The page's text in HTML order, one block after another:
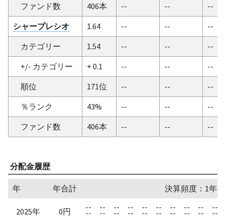
ファンド数 406本 -- --
--
シャープレシオ
1.64 -- --
--
カテゴリー
1.54 -- --
--
+/- カテゴリー
+ 0.1 -- --
--
順位
171位 -- --
--
％ランク
43% -- --
--
ファンド数
406本 -- -- --
分配金履歴
年 年合計 決算頻度：1年
2025年 0円 --
--
--
--
--
--
--
--
--
--
--
--
--
--
--
--
--
--
--
--